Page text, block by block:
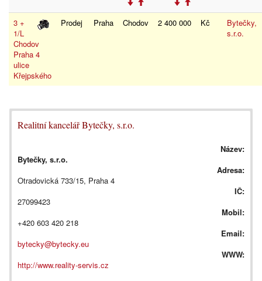
3 +
1/L
Chodov
Praha 4
ulice
Křejpského
Prodej Praha Chodov 2 400 000 Kč
Bytečky,
s.r.o.
Realitní kancelář Bytečky, s.r.o.
Název:
Bytečky, s.r.o.
Adresa:
Otradovická 733/15, Praha 4
IČ:
27099423
Mobil:
+420 603 420 218
Email:
bytecky@bytecky.eu
WWW:
http://www.reality-servis.cz